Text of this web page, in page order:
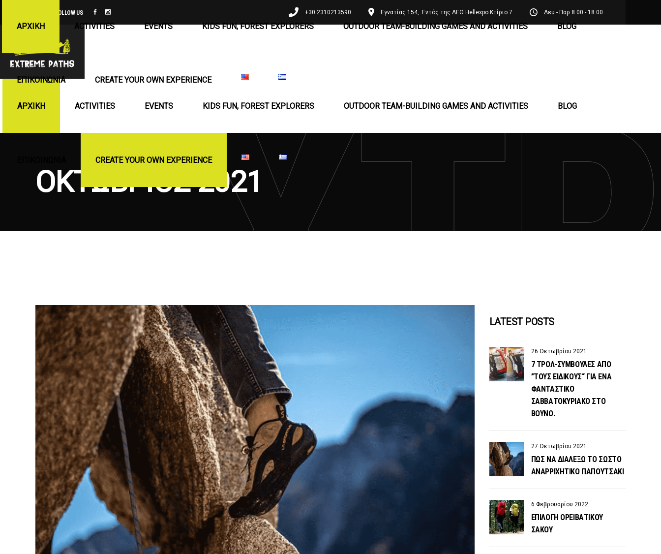
FOLLOW US +30 2310213590 Εγνατίας 154, Εντός της ΔΕΘ Hellexpo Κτίριο 7 Δευ - Παρ 8.00 - 18.00
ΑΡΧΙΚΉ ACTIVITIES EVENTS KIDS FUN, FOREST EXPLORERS OUTDOOR TEAM-BUILDING GAMES AND ACTIVITIES BLOG
CREATE YOUR OWN EXPERIENCE
ΑΡΧΙΚΉ ACTIVITIES EVENTS KIDS FUN, FOREST EXPLORERS OUTDOOR TEAM-BUILDING GAMES AND ACTIVITIES BLOG
ΕΠΙΚΟΙΝΩΝΊΑ CREATE YOUR OWN EXPERIENCE
ΟΚΤΏΒΡΙΟΣ 2021
LATEST POSTS
26 Οκτωβρίου 2021
7 ΤΡΟΛ-ΣΥΜΒΟΥΛΕΣ ΑΠΟ
”ΤΟΥΣ ΕΙΔΙΚΟΥΣ“ ΓΙΑ ΕΝΑ
ΦΑΝΤΑΣΤΙΚΟ
ΣΑΒΒΑΤΟΚΥΡΙΑΚΟ ΣΤΟ
ΒΟΥΝΟ.
27 Οκτωβρίου 2021
ΠΏΣ ΝΑ ΔΙΑΛΈΞΩ ΤΟ ΣΩΣΤΌ
ΑΝΑΡΡΙΧΗΤΙΚΌ ΠΑΠΟΥΤΣΆΚΙ
6 Φεβρουαρίου 2022
ΕΠΙΛΟΓΉ ΟΡΕΙΒΑΤΙΚΟΎ
ΣΆΚΟΥ